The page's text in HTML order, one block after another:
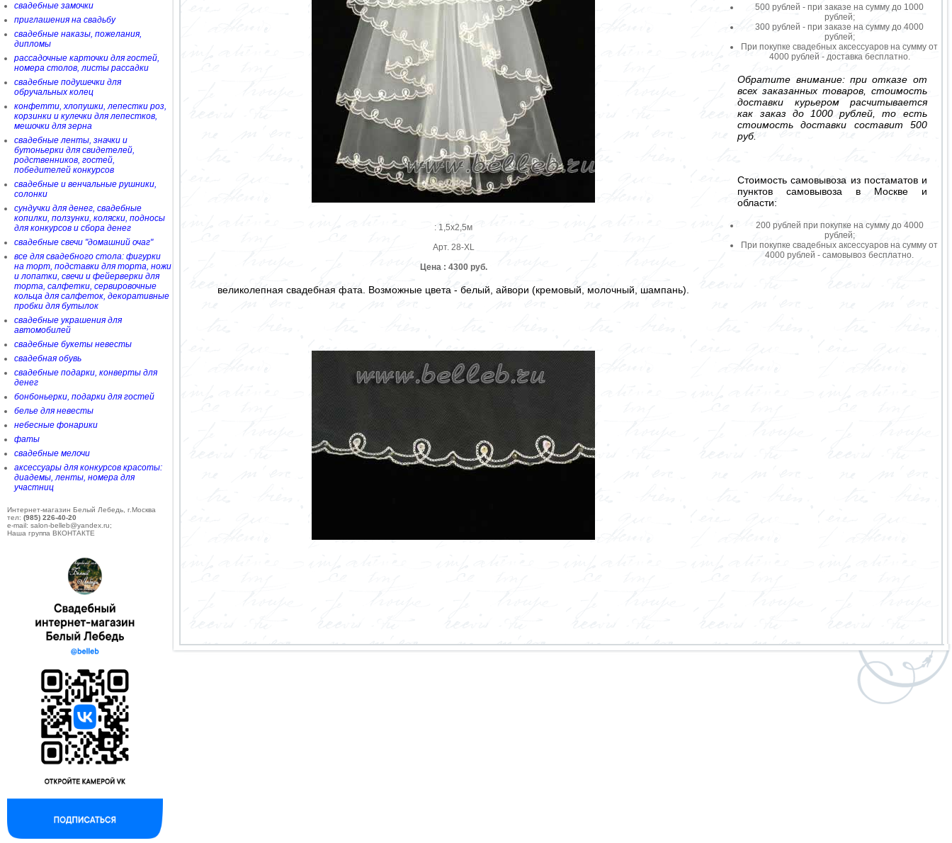
свадебные замочки
приглашения на свадьбу
свадебные наказы, пожелания,
дипломы
рассадочные карточки для гостей,
номера столов, листы рассадки
свадебные подушечки для
обручальных колец
конфетти, хлопушки, лепестки роз,
корзинки и кулечки для лепестков,
мешочки для зерна
свадебные ленты, значки и
бутоньерки для свидетелей,
родственников, гостей,
победителей конкурсов
свадебные и венчальные рушники,
солонки
сундучки для денег, свадебные
копилки, ползунки, коляски, подносы
для конкурсов и сбора денег
свадебные свечи "домашний очаг"
все для свадебного стола: фигурки
на торт, подставки для торта, ножи
и лопатки, свечи и фейерверки для
торта, салфетки, сервировочные
кольца для салфеток, декоративные
пробки для бутылок
свадебные украшения для
автомобилей
свадебные букеты невесты
свадебная обувь
свадебные подарки, конверты для
денег
бонбоньерки, подарки для гостей
белье для невесты
небесные фонарики
фаты
свадебные мелочи
аксессуары для конкурсов красоты:
диадемы, ленты, номера для
участниц
Интернет-магазин Белый Лебедь, г.Москва
тел: (985) 226-40-20
e-mail: salon-belleb@yandex.ru;
Наша группа ВКОНТАКТЕ
500 рублей - при заказе на сумму до 1000
рублей;
300 рублей - при заказе на сумму до 4000
рублей;
При покупке свадебных аксессуаров на сумму от
4000 рублей - доставка бесплатно.
Обратите внимание: при отказе от
всех заказанных товаров, стоимость
доставки курьером расчитывается
как заказ до 1000 рублей, то есть
стоимость доставки составит 500
руб.
Стоимость самовывоза из постаматов и
пунктов самовывоза в Москве и
области:
200 рублей при покупке на сумму до 4000
рублей;
При покупке свадебных аксессуаров на сумму от
4000 рублей - самовывоз бесплатно.
: 1,5х2,5м
Арт. 28-XL
Цена : 4300 руб.
великолепная свадебная фата. Возможные цвета - белый, айвори (кремовый, молочный, шампань).